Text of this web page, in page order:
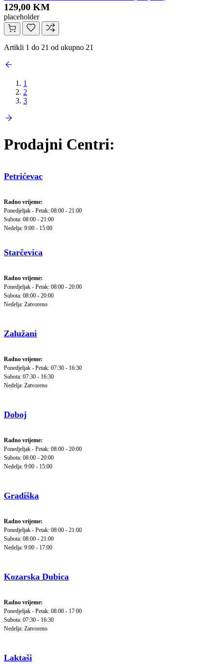
129,00 KM
placeholder
Artikli 1 do 21 od ukupno 21
1
2
3
Prodajni Centri:
Petrićevac
Radno vrijeme:
Ponedjeljak - Petak: 08:00 - 21:00
Subota: 08:00 - 21:00
Nedelja: 9:00 - 15:00
Starčevica
Radno vrijeme:
Ponedjeljak - Petak: 08:00 - 20:00
Subota: 08:00 - 20:00
Nedelja: Zatvoreno
Zalužani
Radno vrijeme:
Ponedjeljak - Petak: 07:30 - 16:30
Subota: 07:30 - 16:30
Nedelja: Zatvoreno
Doboj
Radno vrijeme:
Ponedjeljak - Petak: 08:00 - 20:00
Subota: 08:00 - 20:00
Nedelja: 9:00 - 15:00
Gradiška
Radno vrijeme:
Ponedjeljak - Petak: 08:00 - 21:00
Subota: 08:00 - 21:00
Nedelja: 9:00 - 17:00
Kozarska Dubica
Radno vrijeme:
Ponedjeljak - Petak: 08:00 - 17:00
Subota: 07:30 - 16:30
Nedelja: Zatvoreno
Laktaši